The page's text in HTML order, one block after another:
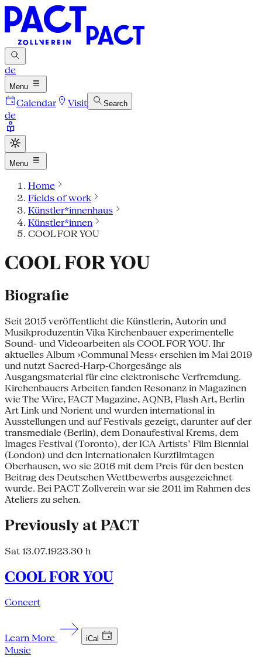
de
Menu
Calendar Visit Search
de
Menu
Home
Fields of work
Künstler*innenhaus
Künstler*innen
COOL FOR YOU
COOL FOR YOU
Biografie
Seit 2015 veröffentlicht die Künstlerin, Autorin und
Musikproduzentin Vika Kirchenbauer experimentelle
Sound- und Videoarbeiten als COOL FOR YOU. Ihr
aktuelles Album ›Communal Mess‹ erschien im Mai 2019
und nutzt Sacred-Harp-Chorgesänge als
Ausgangsmaterial für eine elektronische Verfremdung.
Kirchenbauers Arbeiten fanden Resonanz in Magazinen
wie The Wire, FACT Magazine, AQNB, Flash Art, Berlin
Art Link und Norient und wurden international in
Ausstellungen und auf Festivals gezeigt, darunter auf der
transmediale (Berlin), dem Donaufestival Krems, dem
Images Festival (Toronto), der ICA Artists’ Film Biennial
(London) und den Internationalen Kurzfilmtagen
Oberhausen, wo sie 2016 mit dem Preis für den besten
Beitrag des Deutschen Wettbewerbs ausgezeichnet
wurde. Bei PACT Zollverein war sie 2011 im Rahmen des
Ateliers zu sehen.
Previously at PACT
Sat 13.07.1923.30 h
COOL FOR YOU
Concert
Learn More iCal
Music